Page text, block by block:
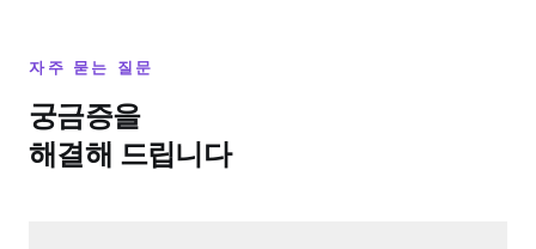
자주 묻는 질문
궁금증을
해결해 드립니다